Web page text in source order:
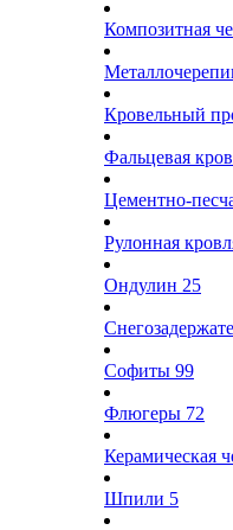
Композитная
Кровельный
Фальцевая
Цементно-
Рулонная
Ондулин 25
Софиты 99
Флюгеры 72
Керамическая
Шпили 5